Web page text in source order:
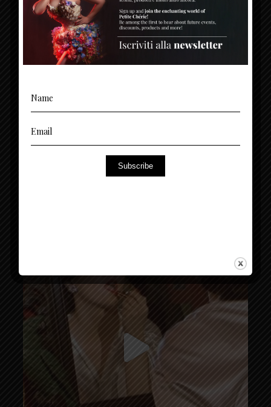
Subscribe